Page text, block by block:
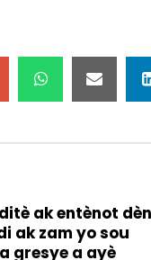
ak entènot
ak zam yo sou
gresye a ayè